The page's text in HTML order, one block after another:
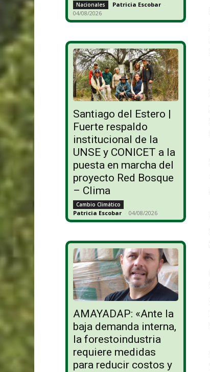
Nacionales Patricia Escobar -
04/08/2026
Santiago del Estero |
Fuerte respaldo
institucional de la
UNSE y CONICET a la
puesta en marcha del
proyecto Red Bosque
– Clima
Cambio Climático
Patricia Escobar - 04/08/2026
AMAYADAP: «Ante la
baja demanda interna,
la forestoindustria
requiere medidas
para reducir costos y